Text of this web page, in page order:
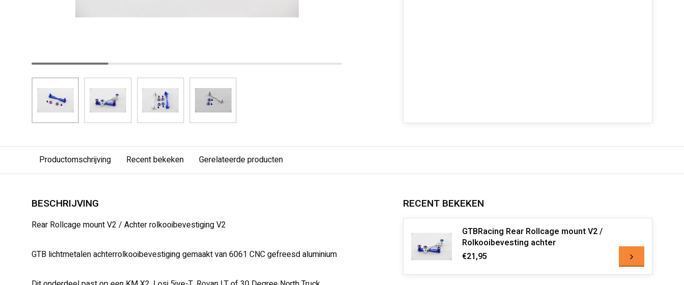
Productomschrijving Recent bekeken Gerelateerde producten
BESCHRIJVING
Rear Rollcage mount V2 / Achter rolkooibevestiging V2
GTB lichtmetalen achterrolkooibevestiging gemaakt van 6061 CNC gefreesd aluminium
RECENT BEKEKEN
GTBRacing Rear Rollcage mount V2 /
Rolkooibevesting achter
€21,95